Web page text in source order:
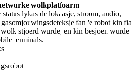
wolkplatfoarm
lykas de lokaasje, stroom, audio,
fan 'e robot kin fia
stjoerd wurde, en kin besjoen wurde
terminals.